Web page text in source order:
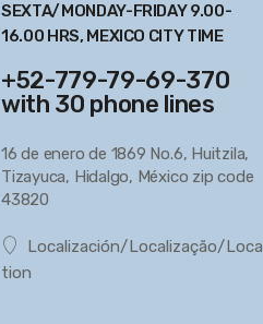
SEXTA/MONDAY-FRIDAY 9.00-
16.00 HRS, MEXICO CITY TIME
+52-779-79-69-370
with 30 phone lines
16 de enero de 1869 No.6, Huitzila,
Tizayuca, Hidalgo, México zip code
43820
Localización/Localização/Loca
tion